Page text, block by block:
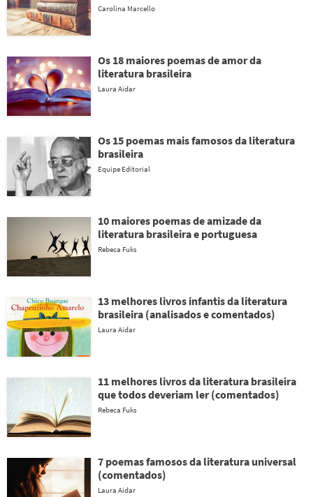
Carolina Marcello
Os 18 maiores poemas de amor da
literatura brasileira
Laura Aidar
Os 15 poemas mais famosos da literatura
brasileira
Equipe Editorial
10 maiores poemas de amizade da
literatura brasileira e portuguesa
Rebeca Fuks
13 melhores livros infantis da literatura
brasileira (analisados e comentados)
Laura Aidar
11 melhores livros da literatura brasileira
que todos deveriam ler (comentados)
Rebeca Fuks
7 poemas famosos da literatura universal
(comentados)
Laura Aidar